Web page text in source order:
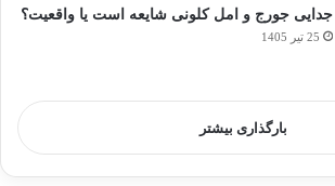
جدایی جورج و امل کلونی شایعه است یا واقعیت؟
25 تیر 1405
بارگذاری بیشتر